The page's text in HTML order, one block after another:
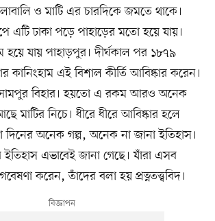
ও মাটি এর চারদিকে জমতে থাকে।
এটি ঢাকা পড়ে পাহাড়ের মতো হয়ে যায়।
যায় পাহাড়পুর। দীর্ঘকাল পর ১৮৭৯
কানিংহাম এই বিশাল কীর্তি আবিষ্কার করেন।
বিহার। হয়তো এ রকম আরও অনেক
মাটির নিচে। ধীরে ধীরে আবিষ্কার হলে
দিনের অনেক গল্প, অনেক না জানা ইতিহাস।
ইতিহাস এভাবেই জানা গেছে। যাঁরা এসব
গবেষণা করেন, তাঁদের বলা হয় প্রত্নতত্ত্ববিদ।